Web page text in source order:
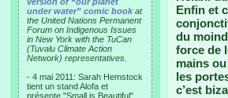
under water” comic book at
the United Nations Permanent
Forum on Indigenous Issues
in New York with the TuCan
(Tuvalu Climate Action
Network) representatives.
- 4 mai 2011: Sarah Hemstock
tient un stand Alofa et
présente "Small is Beautiful"
Enfin et
du
force de
mains
les
c’est